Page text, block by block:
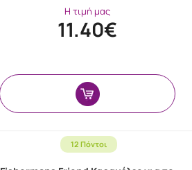
Η τιμή μας
11.40€
12 Πόντοι